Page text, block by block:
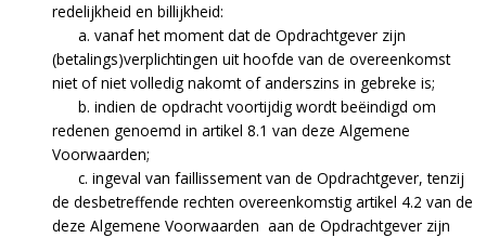
redelijkheid en billijkheid:
a. vanaf het moment dat de Opdrachtgever zijn
(betalings)verplichtingen uit hoofde van de overeenkomst
niet of niet volledig nakomt of anderszins in gebreke is;
b. indien de opdracht voortijdig wordt beëindigd om
redenen genoemd in artikel 8.1 van deze Algemene
Voorwaarden;
c. ingeval van faillissement van de Opdrachtgever, tenzij
de desbetreffende rechten overeenkomstig artikel 4.2 van de
deze Algemene Voorwaarden aan de Opdrachtgever zijn